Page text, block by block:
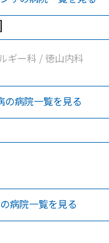
ギー科 / 徳山内科
の病院一覧を見る
病院一覧を見る